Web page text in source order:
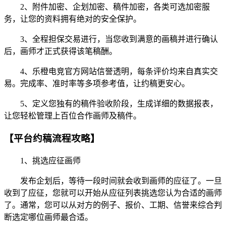
2、附件加密、企划加密、稿件加密，各类可选加密服
务，让您的资料拥有绝对的安全保护。
3、全程担保交易进行，当您收到满意的画稿并进行确认
后，画师才正式获得该笔稿酬。
4、乐橙电竞官方网站信誉透明，每条评价均来自真实交
易。完成率、准时率等多项参考值，让约稿更安心。
5、定义您独有的稿件验收阶段，生成详细的数据报表，
让您轻松管理上百位合作画师及稿件。
【平台约稿流程攻略】
1、挑选应征画师
发布企划后，等待一段时间就会收到画师的应征了。一旦
收到了应征，您就可以开始从应征列表挑选您认为合适的画师
了。通常，您可以从对方的例子、报价、工期、信誉来综合判
断选定哪位画师最合适。